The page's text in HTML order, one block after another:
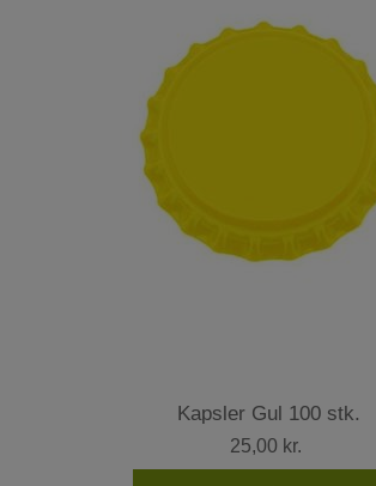
Kapsler Gul 100 stk.
25,00 kr.